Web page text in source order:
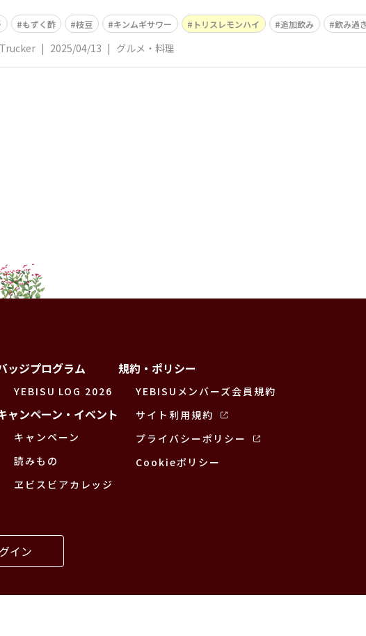
もずく酢 枝豆 キンムギサワー トリスレモンハイ 追加飲み 飲み過
| 2025/04/13 | グルメ・料理
ッジプログラム
YEBISU LOG 2026
ャンペーン・イベント
キャンペーン
読みもの
ヱビスビアカレッジ
規約・ポリシー
YEBISUメンバーズ会員規約
サイト利用規約
プライバシーポリシー
Cookieポリシー
イン